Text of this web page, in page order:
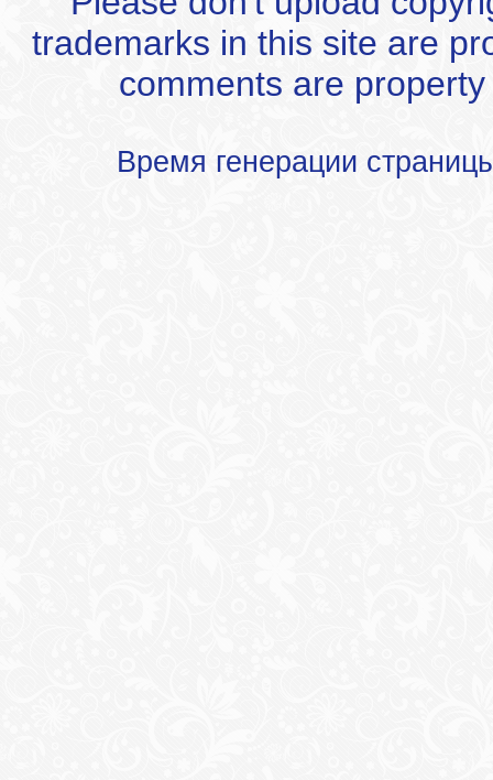
trademarks in this site are
comments are
Время генерации